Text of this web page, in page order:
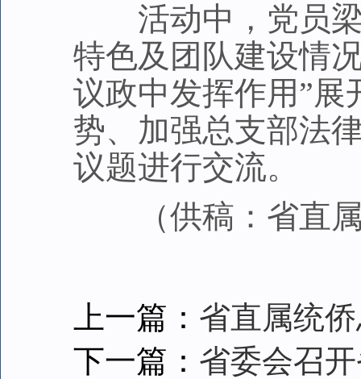
活动中，党员梁
特色及团队建设情
议政中发挥作用”
势、加强总支部法
议题进行交流。
（供稿： 省直
上一篇： 省直属统
下一篇： 省委会召